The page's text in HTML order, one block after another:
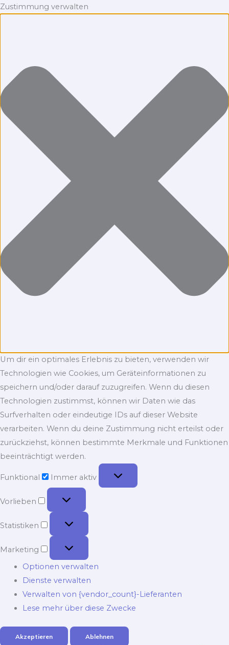
Zustimmung verwalten
Um dir ein optimales Erlebnis zu bieten, verwenden wir
Technologien wie Cookies, um Geräteinformationen zu
speichern und/oder darauf zuzugreifen. Wenn du diesen
Technologien zustimmst, können wir Daten wie das
Surfverhalten oder eindeutige IDs auf dieser Website
verarbeiten. Wenn du deine Zustimmung nicht erteilst oder
zurückziehst, können bestimmte Merkmale und Funktionen
beeinträchtigt werden.
Funktional
Immer aktiv
Vorlieben
Vorlieben
Statistiken
Statistiken
Marketing
Marketing
Optionen verwalten
Dienste verwalten
Verwalten von {vendor_count}-Lieferanten
Lese mehr über diese Zwecke
Akzeptieren Ablehnen